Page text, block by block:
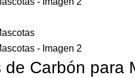
Carbón para